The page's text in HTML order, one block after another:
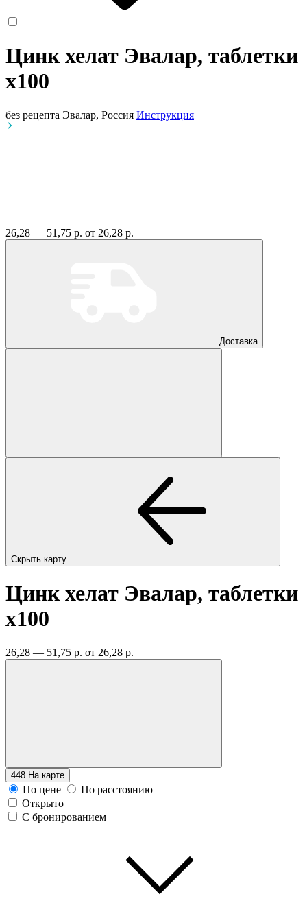
Цинк хелат Эвалар, таблетки
x100
без рецепта Эвалар, Россия Инструкция
26,28 — 51,75 р. от 26,28 р.
Доставка
Скрыть карту
Цинк хелат Эвалар, таблетки
x100
26,28 — 51,75 р. от 26,28 р.
448 На карте
По цене
По расстоянию
Открыто
С бронированием